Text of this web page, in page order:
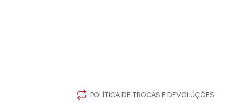
POLÍTICA DE TROCAS E DEVOLUÇÕES